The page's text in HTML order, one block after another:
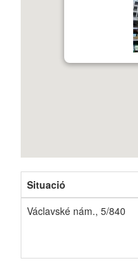
Situació
Václavské nám., 5/840